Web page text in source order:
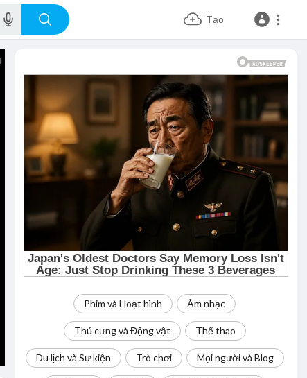
Tạo
Phim và Hoạt hình Âm nhạc
Thú cưng và Động vật Thể thao
Du lịch và Sự kiện Trò chơi Mọi người và Blog